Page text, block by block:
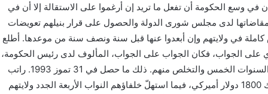
في وسع الحكومة أن تفعل ما تريد إن أرغموا على الاستقالة إلا أن في
لدى مجلس شورى الدولة والحصول على قرار بنيلهم تعويضات
في ولايتهم وإن أبعدوا عنها قبل سنة ونصف سنة من موعدها. أطلع
على الجواب، فكان الجواب على الجواب، المألوف لدى رئيس الحكومة،
تسديد تعويضات السنوات الخمس والتخلص منهم. ذلك ما حصل في 31 تموز 1993. راتب
نائب الحاكم آنذاك 1800 دولار أميركي، فيما استهلّ خلفاؤهم النواب الأربعة الجدد ولايتهم